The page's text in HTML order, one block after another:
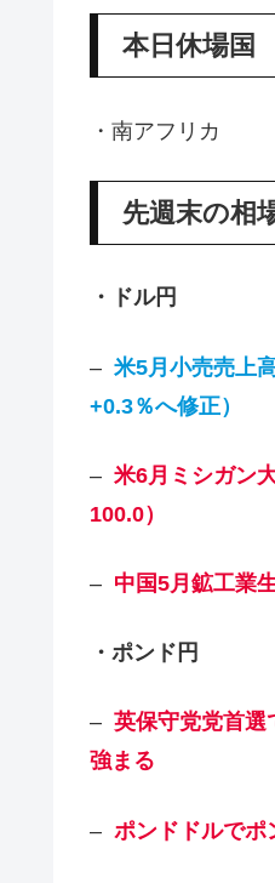
本日休場国
・南アフリカ
先週末の相
・ドル円
– 米5月小売売上
+0.3％へ修正）
– 米6月ミシガン
100.0）
– 中国5月鉱工業
・ポンド円
– 英保守党党首選
強まる
– ポンドドルでポ